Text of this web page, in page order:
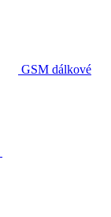
GSM dálkové